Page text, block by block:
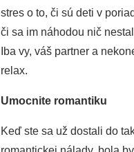
stres o to, či sú deti v
či sa im náhodou nič
Iba vy, váš partner a
relax.
Umocnite romantiku
Keď ste sa už dostali do